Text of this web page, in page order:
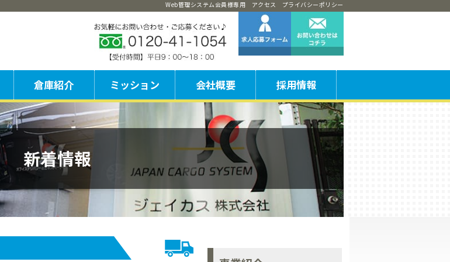
プライバシーポリシー
アクセス
Web管理システム会員様専用
倉庫紹介
流通加工
ミッション 会社概要
神戸営業所
東神戸営業所
東京営業所
アクセス一覧
採用情報
ジェイカスの特長
募集要項一覧
ドライバー職は初めての方へ
ご家族の皆様へ
社内行事・イベント紹介
フォト＆ムービーギャラリー
スマホ面接
新着情報